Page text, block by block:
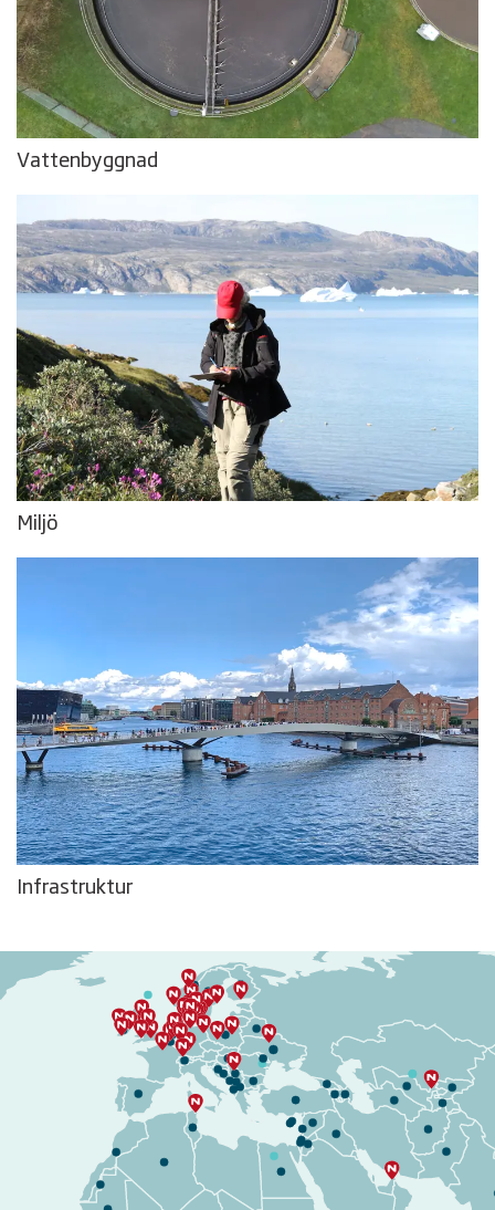
Vattenbyggnad
Miljö
Infrastruktur